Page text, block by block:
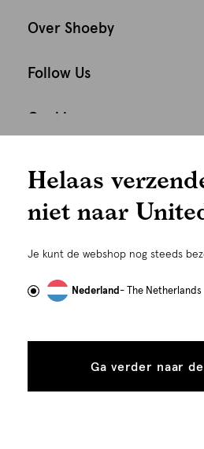
graag
gebruiken wij cookies en
om advertenties te
tonen
toestaan
Over Shoeby
Follow Us
Cookies
Helaas
niet naar
Je kunt de webshop nog steeds
Nederland- The Netherlands
Ga verder naar